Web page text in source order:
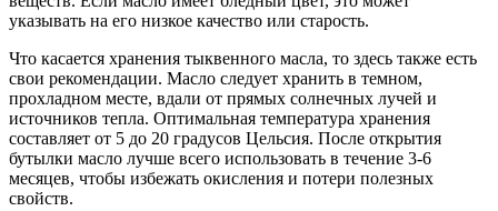
указывать на его низкое качество или старость.
Что касается хранения тыквенного масла, то здесь также есть
свои рекомендации. Масло следует хранить в темном,
прохладном месте, вдали от прямых солнечных лучей и
источников тепла. Оптимальная температура хранения
составляет от 5 до 20 градусов Цельсия. После открытия
бутылки масло лучше всего использовать в течение 3-6
месяцев, чтобы избежать окисления и потери полезных
свойств.